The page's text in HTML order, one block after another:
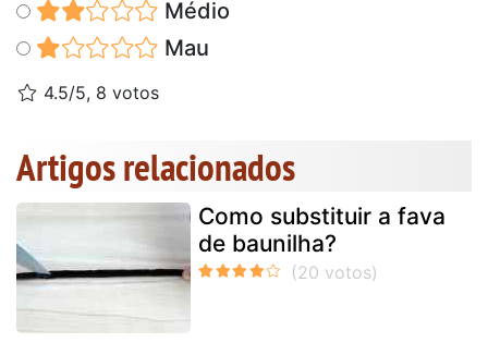
Médio
Mau
4.5/5, 8 votos
Artigos relacionados
Como substituir a fava
de baunilha?